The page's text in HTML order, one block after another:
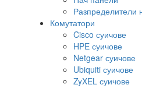
Разпределители
Комутатори
Cisco суичове
HPE суичове
Netgear суичове
Ubiquiti суичове
ZyXEL суичове